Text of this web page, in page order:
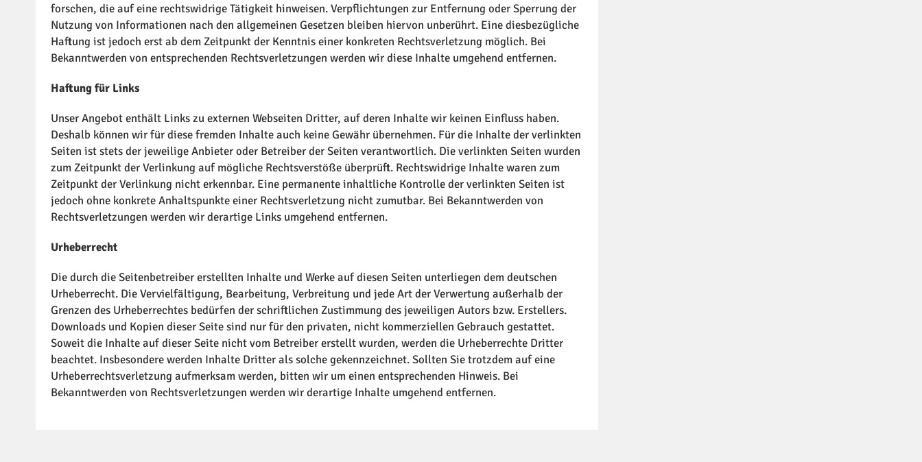
forschen, die auf eine rechtswidrige Tätigkeit hinweisen. Verpflichtungen zur Entfernung oder Sperrung der
Nutzung von Informationen nach den allgemeinen Gesetzen bleiben hiervon unberührt. Eine diesbezügliche
Haftung ist jedoch erst ab dem Zeitpunkt der Kenntnis einer konkreten Rechtsverletzung möglich. Bei
Bekanntwerden von entsprechenden Rechtsverletzungen werden wir diese Inhalte umgehend entfernen.
Haftung für Links
Unser Angebot enthält Links zu externen Webseiten Dritter, auf deren Inhalte wir keinen Einfluss haben.
Deshalb können wir für diese fremden Inhalte auch keine Gewähr übernehmen. Für die Inhalte der verlinkten
Seiten ist stets der jeweilige Anbieter oder Betreiber der Seiten verantwortlich. Die verlinkten Seiten wurden
zum Zeitpunkt der Verlinkung auf mögliche Rechtsverstöße überprüft. Rechtswidrige Inhalte waren zum
Zeitpunkt der Verlinkung nicht erkennbar. Eine permanente inhaltliche Kontrolle der verlinkten Seiten ist
jedoch ohne konkrete Anhaltspunkte einer Rechtsverletzung nicht zumutbar. Bei Bekanntwerden von
Rechtsverletzungen werden wir derartige Links umgehend entfernen.
Urheberrecht
Die durch die Seitenbetreiber erstellten Inhalte und Werke auf diesen Seiten unterliegen dem deutschen
Urheberrecht. Die Vervielfältigung, Bearbeitung, Verbreitung und jede Art der Verwertung außerhalb der
Grenzen des Urheberrechtes bedürfen der schriftlichen Zustimmung des jeweiligen Autors bzw. Erstellers.
Downloads und Kopien dieser Seite sind nur für den privaten, nicht kommerziellen Gebrauch gestattet.
Soweit die Inhalte auf dieser Seite nicht vom Betreiber erstellt wurden, werden die Urheberrechte Dritter
beachtet. Insbesondere werden Inhalte Dritter als solche gekennzeichnet. Sollten Sie trotzdem auf eine
Urheberrechtsverletzung aufmerksam werden, bitten wir um einen entsprechenden Hinweis. Bei
Bekanntwerden von Rechtsverletzungen werden wir derartige Inhalte umgehend entfernen.